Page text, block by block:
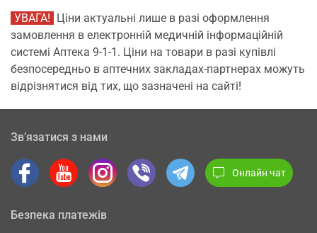
УВАГА! Ціни актуальні лише в разі оформлення
замовлення в електронній медичній інформаційній
системі Аптека 9-1-1. Ціни на товари в разі купівлі
безпосередньо в аптечних закладах-партнерах можуть
відрізнятися від тих, що зазначені на сайті!
Зв’язатися з нами
Онлайн чат
Безпека платежів